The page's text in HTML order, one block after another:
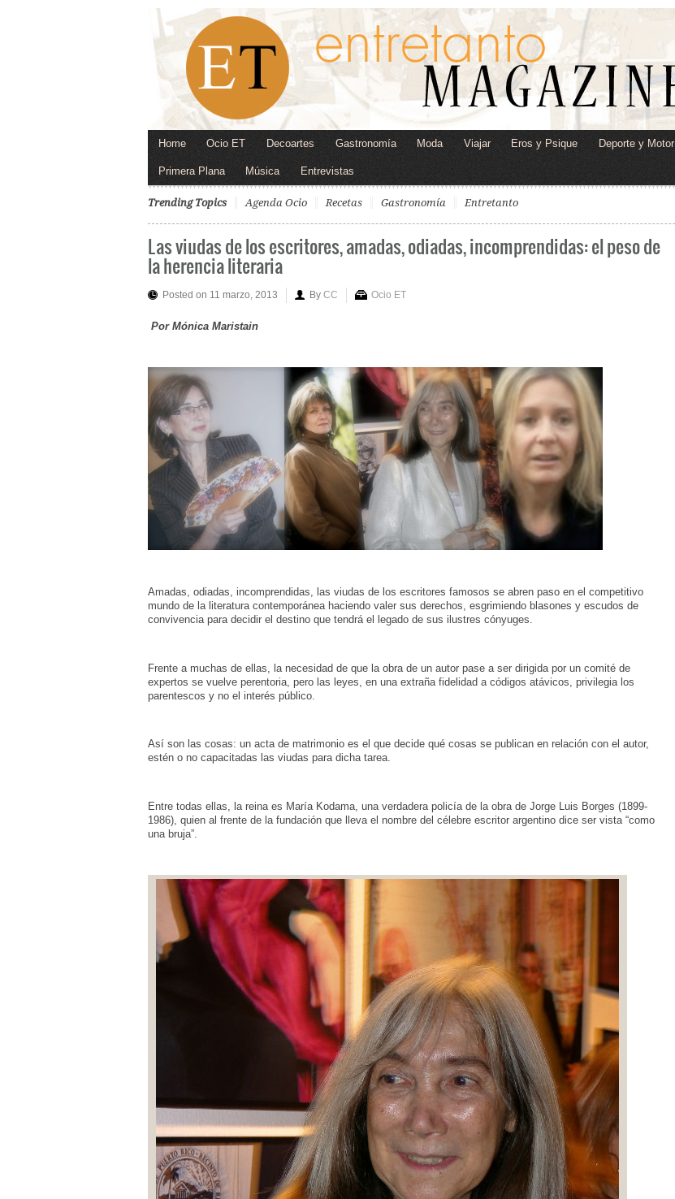
Home Ocio ET Decoartes Gastronomía Moda Viajar Eros y Psique Deporte y Motor
Primera Plana Música Entrevistas
Trending Topics Agenda Ocio Recetas Gastronomía Entretanto
Las viudas de los escritores, amadas, odiadas, incomprendidas: el peso de
la herencia literaria
Posted on 11 marzo, 2013 By CC Ocio ET
Por Mónica Maristain
Amadas, odiadas, incomprendidas, las viudas de los escritores famosos se abren paso en el competitivo
mundo de la literatura contemporánea haciendo valer sus derechos, esgrimiendo blasones y escudos de
convivencia para decidir el destino que tendrá el legado de sus ilustres cónyuges.
Frente a muchas de ellas, la necesidad de que la obra de un autor pase a ser dirigida por un comité de
expertos se vuelve perentoria, pero las leyes, en una extraña fidelidad a códigos atávicos, privilegia los
parentescos y no el interés público.
Así son las cosas: un acta de matrimonio es el que decide qué cosas se publican en relación con el autor,
estén o no capacitadas las viudas para dicha tarea.
Entre todas ellas, la reina es María Kodama, una verdadera policía de la obra de Jorge Luis Borges (1899-
1986), quien al frente de la fundación que lleva el nombre del célebre escritor argentino dice ser vista “como
una bruja”.